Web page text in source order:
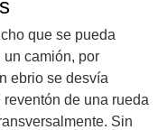
que se pueda
un camión, por
ebrio se desvía
de una rueda
Sin